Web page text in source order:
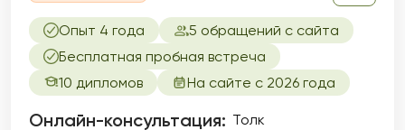
Опыт 4 года
5 обращений с сайта
Бесплатная пробная встреча
10 дипломов
На сайте с 2026 года
Онлайн-консультация: Толк